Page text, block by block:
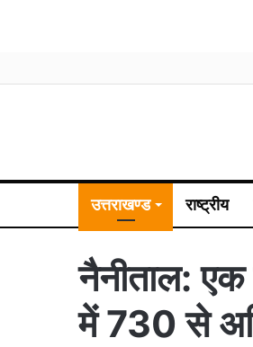
उत्तराखण्ड राष्ट्रीय
नैनीताल: एक
में 730 से